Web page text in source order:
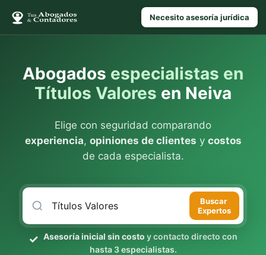
Necesito asesoría jurídica
Abogados especialistas en
Títulos Valores en Neiva
Elige con seguridad comparando
experiencia, opiniones de clientes y costos
de cada especialista.
Buscar
Expertos
Asesoría inicial sin costo y contacto directo con
hasta 3 especialistas.